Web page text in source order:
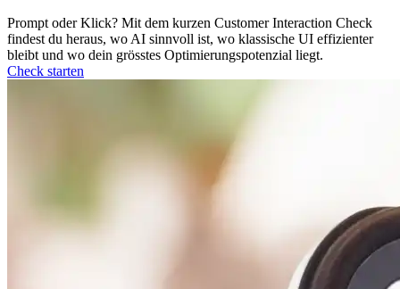
Prompt oder Klick? Mit dem kurzen Customer Interaction Check
findest du heraus, wo AI sinnvoll ist, wo klassische UI effizienter
bleibt und wo dein grösstes Optimierungspotenzial liegt.
Check starten